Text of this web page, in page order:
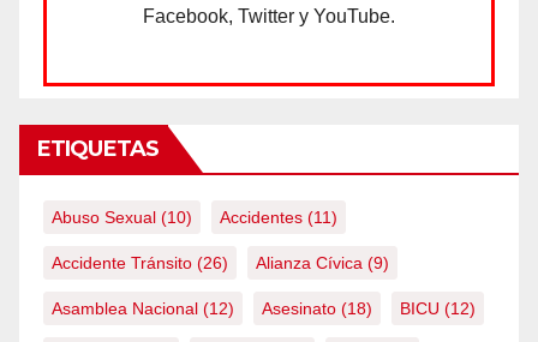
Facebook, Twitter y YouTube.
ETIQUETAS
Abuso Sexual (10) Accidentes (11)
Accidente Tránsito (26) Alianza Cívica (9)
Asamblea Nacional (12) Asesinato (18) BICU (12)